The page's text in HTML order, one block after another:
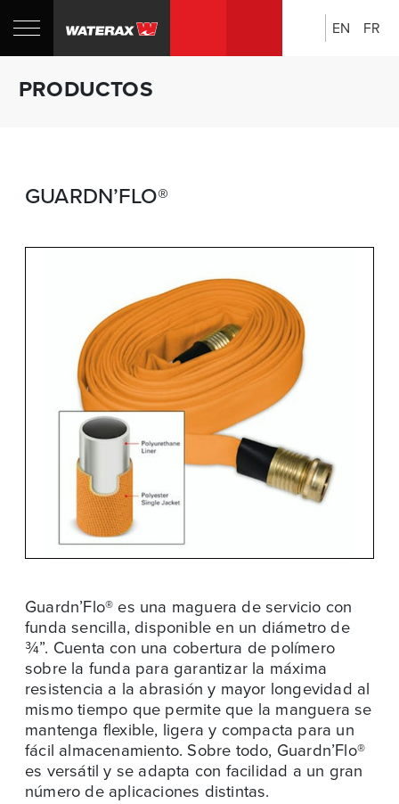
Búsqueda:
EN FR
PRODUCTOS
GUARDN’FLO®
Guardn’Flo® es una maguera de servicio con
funda sencilla, disponible en un diámetro de
¾”. Cuenta con una cobertura de polímero
sobre la funda para garantizar la máxima
resistencia a la abrasión y mayor longevidad al
mismo tiempo que permite que la manguera se
mantenga flexible, ligera y compacta para un
fácil almacenamiento. Sobre todo, Guardn’Flo®
es versátil y se adapta con facilidad a un gran
número de aplicaciones distintas.